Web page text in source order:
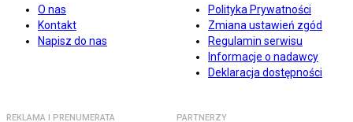
O nas
Kontakt
Napisz do nas
Polityka Prywatności
Zmiana ustawień zgód
Regulamin serwisu
Informacje o nadawcy
Deklaracja dostępności
REKLAMA I PRENUMERATA PARTNERZY